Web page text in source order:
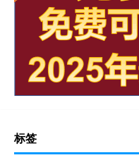
标签